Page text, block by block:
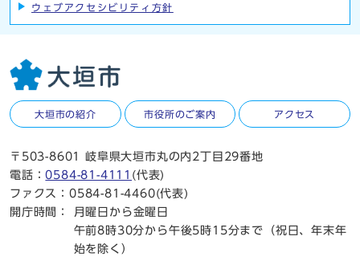
ウェブアクセシビリティ方針
大垣市の紹介 市役所のご案内 アクセス
〒503-8601 岐阜県大垣市丸の内2丁目29番地
電話：0584-81-4111 (代表)
ファクス：0584-81-4460(代表)
開庁時間：
月曜日から金曜日
午前8時30分から午後5時15分まで（祝日、年末年
始を除く）